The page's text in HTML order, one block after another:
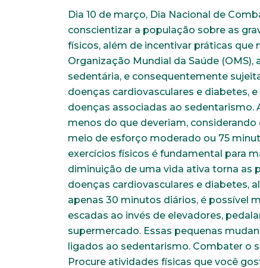
Dia 10 de março, Dia Nacional de
conscientizar a população sobre as
físicos, além de incentivar práticas que
Organização Mundial da Saúde
sedentária, e consequentemente
doenças cardiovasculares e diabetes,
doenças associadas ao sedentarismo.
menos do que deveriam,
meio de esforço moderado ou 75
exercícios físicos é fundamental para
diminuição de uma vida ativa torna as
doenças cardiovasculares e diabetes,
apenas 30 minutos diários, é possível
escadas ao invés de elevadores,
supermercado. Essas pequenas
ligados ao sedentarismo. Combater o
Procure atividades físicas que você